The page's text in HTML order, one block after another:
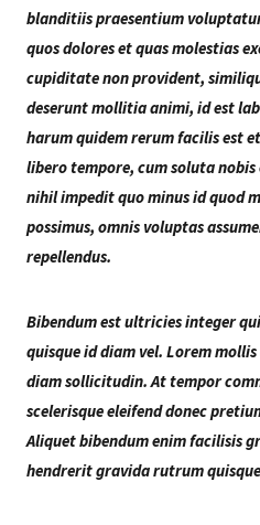
blanditiis praesentium
quos dolores et quas molestias
cupiditate non provident,
deserunt mollitia animi, id est
harum quidem rerum facilis est
libero tempore, cum soluta
nihil impedit quo minus id quod
possimus, omnis voluptas
repellendus.
Bibendum est ultricies integer
quisque id diam vel. Lorem
diam sollicitudin. At tempor
scelerisque eleifend donec
Aliquet bibendum enim facilisis
hendrerit gravida rutrum